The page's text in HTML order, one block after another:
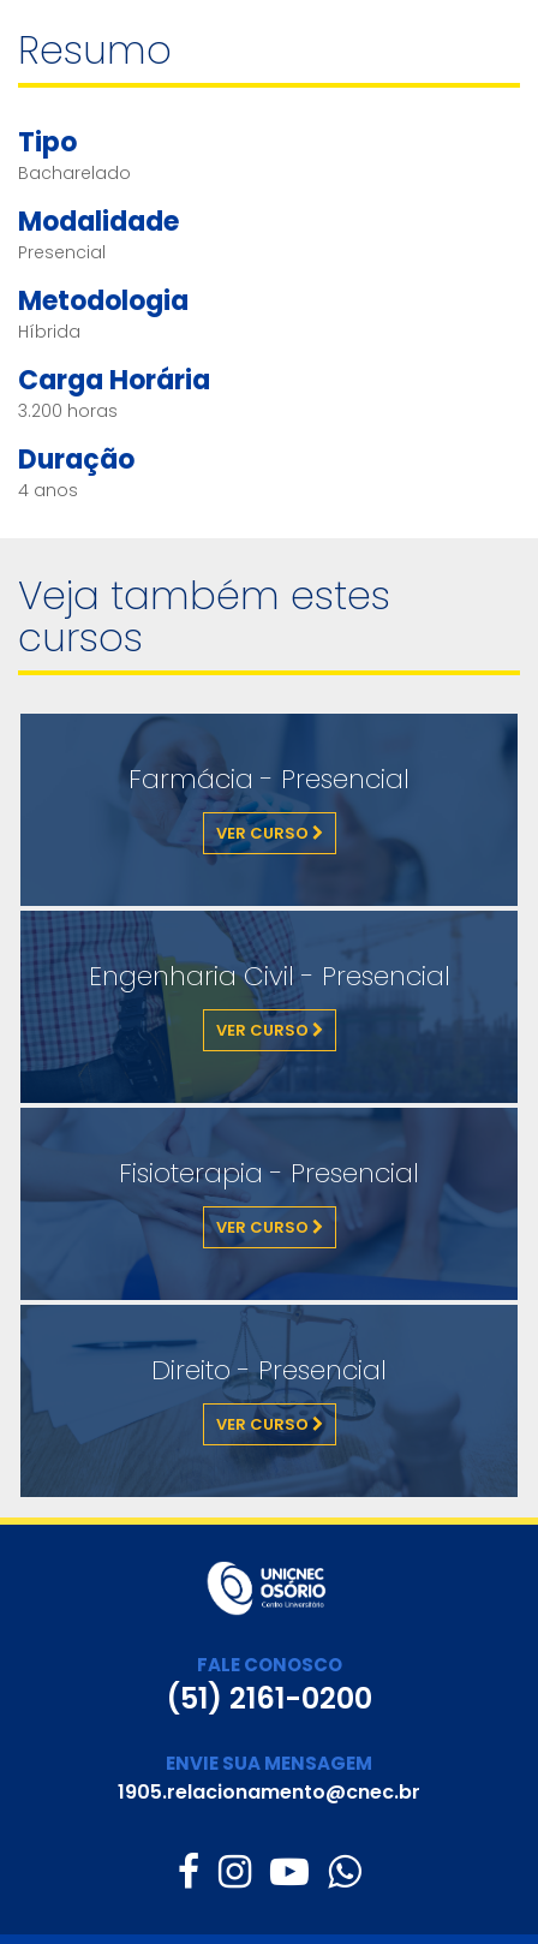
Resumo
Tipo
Bacharelado
Modalidade
Presencial
Metodologia
Híbrida
Carga Horária
3.200 horas
Duração
4 anos
Veja também estes
cursos
Farmácia - Presencial
VER CURSO
Engenharia Civil - Presencial
VER CURSO
Fisioterapia - Presencial
VER CURSO
Direito - Presencial
VER CURSO
FALE CONOSCO
(51) 2161-0200
ENVIE SUA MENSAGEM
1905.relacionamento@cnec.br